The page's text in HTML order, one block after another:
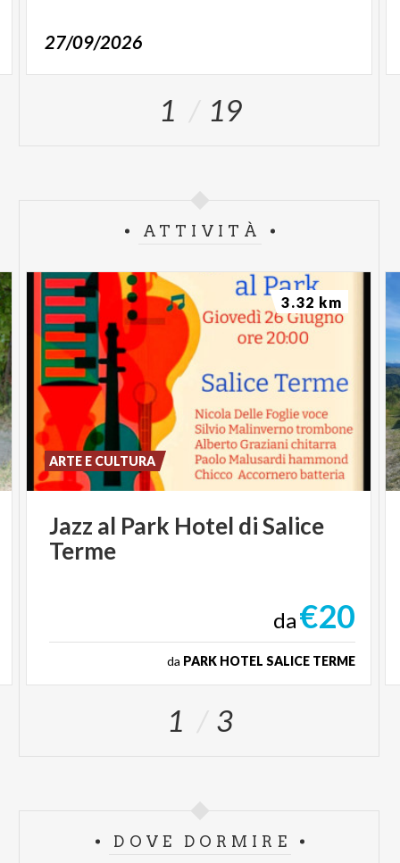
27/09/2026
1 19
ATTIVITÀ
Jazz al Park Hotel diSalice
Terme
ARTE E CULTURA
da€20
da PARK HOTEL SALICE TERME
3.32 km
1 3
DOVE DORMIRE